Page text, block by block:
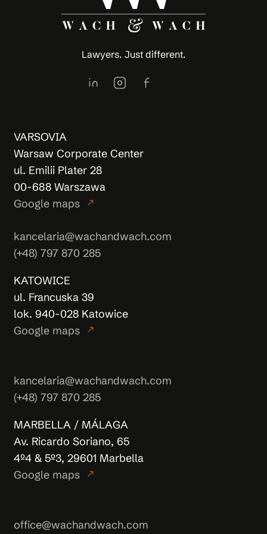
Lawyers. Just different.
VARSOVIA
Warsaw Corporate Center
ul. Emilii Plater 28
00-688 Warszawa
Google maps
north_east
kancelaria@wachandwach.com
(+48) 797 870 285
KATOWICE
ul. Francuska 39
lok. 940-028 Katowice
Google maps
north_east
kancelaria@wachandwach.com
(+48) 797 870 285
MARBELLA / MÁLAGA
Av. Ricardo Soriano, 65
4º4 & 5º3, 29601 Marbella
Google maps
north_east
office@wachandwach.com